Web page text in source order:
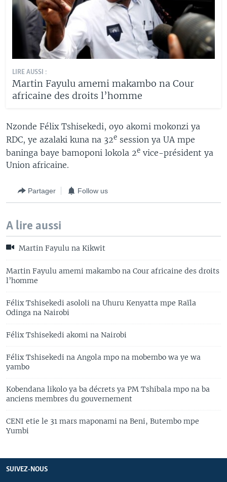
LIRE AUSSI :
Martin Fayulu amemi makambo na Cour
africaine des droits l’homme
Nzonde Félix Tshisekedi, oyo akomi mokonzi ya
RDC, ye azalaki kuna na 32e session ya UA mpe
baninga baye bamoponi lokola 2e vice-président ya
Union africaine.
Partager Follow us
A lire aussi
Martin Fayulu na Kikwit
Martin Fayulu amemi makambo na Cour africaine des droits
l’homme
Félix Tshisekedi asololi na Uhuru Kenyatta mpe Raïla
Odinga na Nairobi
Félix Tshisekedi akomi na Nairobi
Félix Tshisekedi na Angola mpo na mobembo wa ye wa
yambo
Kobendana likolo ya ba décrets ya PM Tshibala mpo na ba
anciens membres du gouvernement
CENI etie le 31 mars maponami na Beni, Butembo mpe
Yumbi
SUIVEZ-NOUS